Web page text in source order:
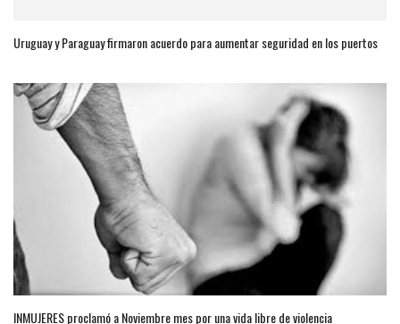
Uruguay y Paraguay firmaron acuerdo para aumentar seguridad en los puertos
INMUJERES proclamó a Noviembre mes por una vida libre de violencia